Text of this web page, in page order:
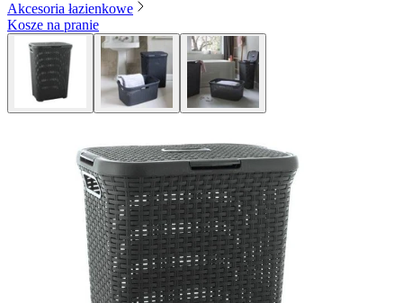
Akcesoria łazienkowe
Kosze na pranie